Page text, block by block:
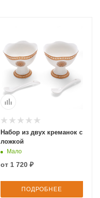
Набор из двух креманок с
ложкой
Мало
от 1 720 ₽
ПОДРОБНЕЕ